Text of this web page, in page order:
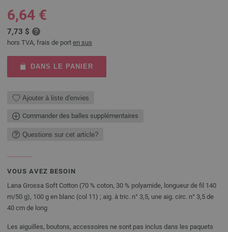
6,64 €
7,73 $
hors TVA, frais de port en sus
DANS LE PANIER
Ajouter à liste d'envies
Commander des balles supplémentaires
Questions sur cet article?
VOUS AVEZ BESOIN
Lana Grossa Soft Cotton (70 % coton, 30 % polyamide, longueur de fil 140
m/50 g), 100 g en blanc (col 11) ; aig. à tric. n° 3,5, une aig. circ. n° 3,5 de
40 cm de long
Les aiguilles, boutons, accessoires ne sont pas inclus dans les paquets